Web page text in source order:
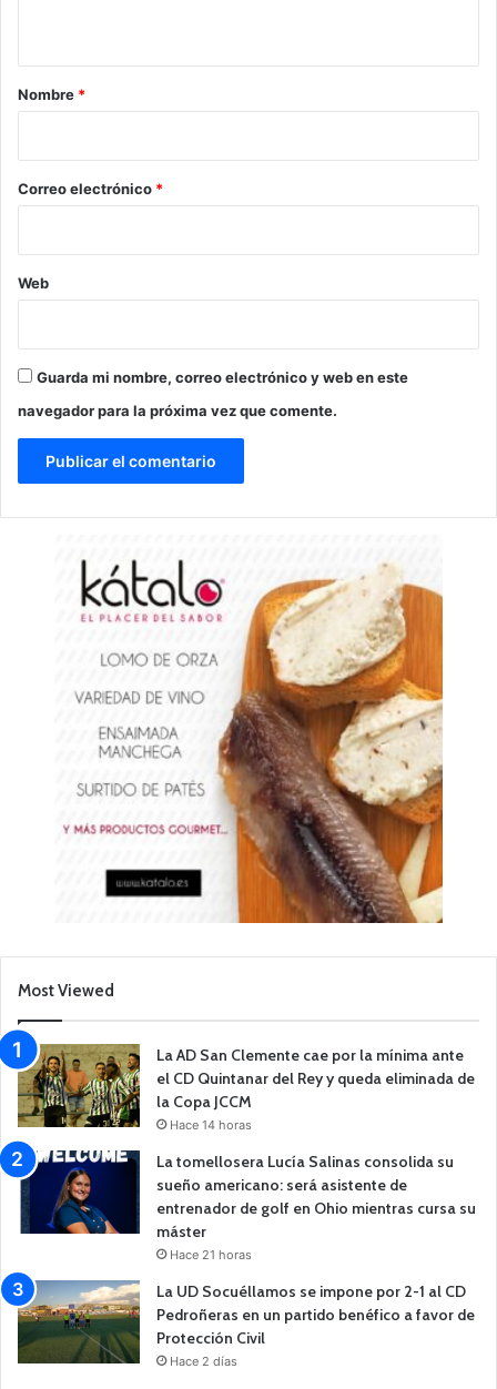
r
*
Nombre *
Correo electrónico *
Web
Guarda mi nombre, correo electrónico y web en este
navegador para la próxima vez que comente.
Most Viewed
La AD San Clemente cae por la mínima ante
el CD Quintanar del Rey y queda eliminada de
la Copa JCCM
Hace 14 horas
La tomellosera Lucía Salinas consolida su
sueño americano: será asistente de
entrenador de golf en Ohio mientras cursa su
máster
Hace 21 horas
La UD Socuéllamos se impone por 2-1 al CD
Pedroñeras en un partido benéfico a favor de
Protección Civil
Hace 2 días